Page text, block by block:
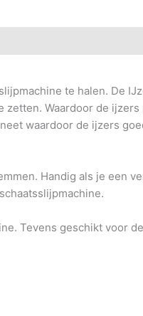
te halen. De
Waardoor de
waardoor de ijzers
Handig als je een
Tevens geschikt voor de